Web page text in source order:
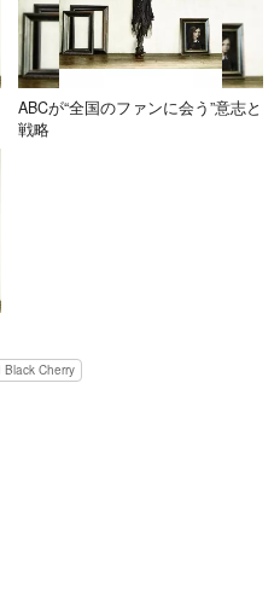
ABCが“全国のファンに会う”意志と
戦略
Black Cherry